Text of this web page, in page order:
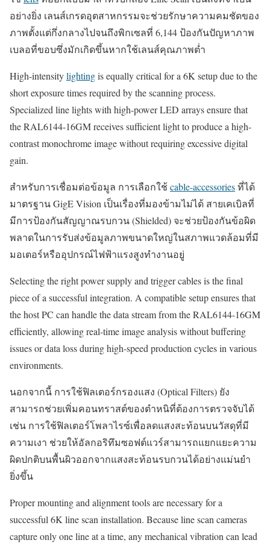
อย่างยิ่ง เลนส์เกรดอุตสาหกรรมจะช่วยรักษาความคมชัดของ
ภาพตั้งแต่กึ่งกลางไปจนถึงพิกเซลที่ 6,144 ป้องกันปัญหาภาพ
เบลอที่ขอบซึ่งมักเกิดขึ้นหากใช้เลนส์คุณภาพต่ำ
High-intensitylightingis equally critical for a 6K setup due to the
short exposure times required by the scanning process.
Specialized line lights with high-power LED arrays ensure that
the RAL6144-16GM receives sufficient light to produce a high-
contrast monochrome image without requiring excessive digital
gain.
สำหรับการเชื่อมต่อข้อมูล การเลือกใช้cable-accessoriesที่ได้
มาตรฐาน GigE Vision เป็นเรื่องที่มองข้ามไม่ได้ สายเคเบิลที่
มีการป้องกันสัญญาณรบกวน (Shielded) จะช่วยป้องกันข้อผิด
พลาดในการรับส่งข้อมูลภาพขนาดใหญ่ในสภาพแวดล้อมที่มี
มอเตอร์หรืออุปกรณ์ไฟฟ้าแรงสูงทำงานอยู่
Selecting the right power supply and trigger cables is the final
piece of a successful integration. A compatible setup ensures that
the host PC can handle the data stream from the RAL6144-16GM
efficiently, allowing real-time image analysis without buffering
issues or data loss during high-speed production cycles in various
environments.
นอกจากนี้ การใช้ฟิลเตอร์กรองแสง (Optical Filters) ยัง
สามารถช่วยเพิ่มคอนทราสต์ของตำหนิที่ต้องการตรวจจับได้
เช่น การใช้ฟิลเตอร์โพลาไรซ์เพื่อลดแสงสะท้อนบนวัสดุที่มี
ความเงา ช่วยให้อัลกอริทึมซอฟต์แวร์สามารถแยกแยะความ
ผิดปกติบนพื้นผิวออกจากแสงสะท้อนรบกวนได้อย่างแม่นยำ
ยิ่งขึ้น
Proper mounting and alignment tools are necessary for a
successful 6K line scan installation. Because line scan cameras
capture only one line at a time, any mechanical vibration can lead